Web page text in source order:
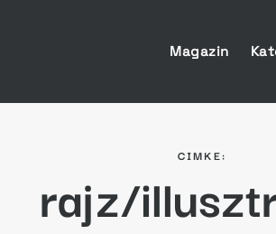
Magazin
CIMKE:
rajz/